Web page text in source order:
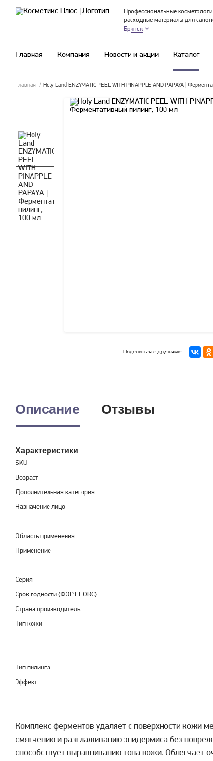
Профессиональные
расходные материалы для
Брянск
Главная Компания Новости и акции Каталог
Главная / Holy Land ENZYMATIC PEEL WITH PINAPPLE AND PAPAYA |
Поделиться с друзьями:
Описание Отзывы
Характеристики
SKU
Возраст
Дополнительная категория
Назначение лицо
Область применения
Применение
Серия
Срок годности (ФОРТ НОКС)
Страна производитель
Тип кожи
Тип пилинга
Эффект
Комплекс ферментов удаляет с поверхности кожи
смягчению и разглаживанию эпидермиса без
способствует выравниванию тона кожи. Облегчает